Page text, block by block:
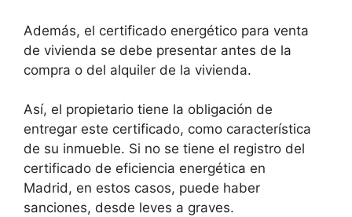
Además, el certificado energético para venta
de vivienda se debe presentar antes de la
compra o del alquiler de la vivienda.
Así, el propietario tiene la obligación de
entregar este certificado, como característica
de su inmueble. Si no se tiene el registro del
certificado de eficiencia energética en
Madrid, en estos casos, puede haber
sanciones, desde leves a graves.